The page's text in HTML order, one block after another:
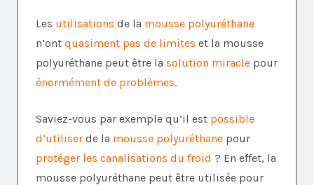
Les utilisations de la mousse polyuréthane
n’ont quasiment pas de limites et la mousse
polyuréthane peut être la solution miracle pour
énormément de problèmes.
Saviez-vous par exemple qu’il est possible
d’utiliser de la mousse polyuréthane pour
protéger les canalisations du froid ? En effet, la
mousse polyuréthane peut être utilisée pour